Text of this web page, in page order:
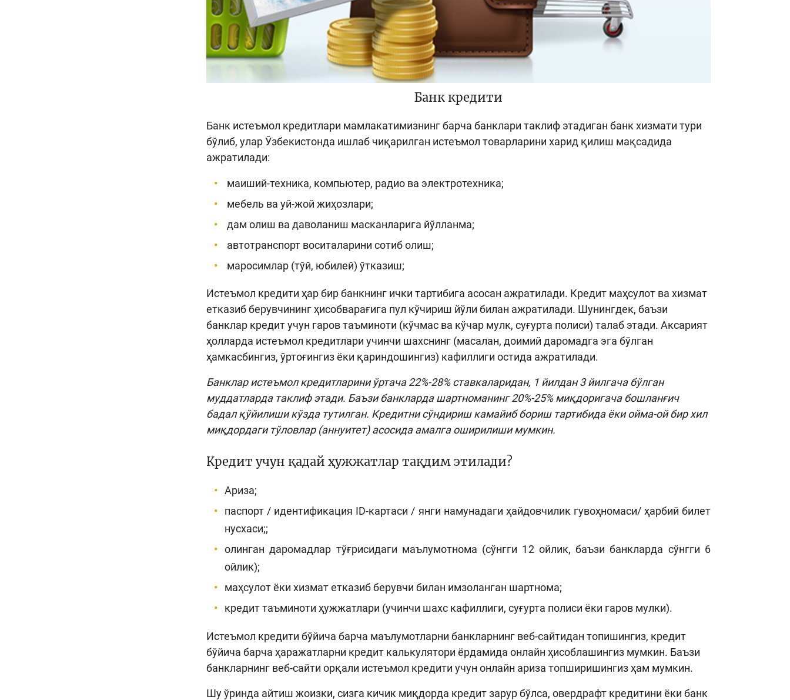
Банк кредити
Банк истеъмол кредитлари мамлакатимизнинг барча банклари таклиф этадиган банк хизмати тури
бўлиб, улар Ўзбекистонда ишлаб чиқарилган истеъмол товарларини харид қилиш мақсадида
ажратилади:
маиший-техника, компьютер, радио ва электротехника;
мебель ва уй-жой жиҳозлари;
дам олиш ва даволаниш масканларига йўлланма;
автотранспорт воситаларини сотиб олиш;
маросимлар (тўй, юбилей) ўтказиш;
Истеъмол кредити ҳар бир банкнинг ички тартибига асосан ажратилади. Кредит маҳсулот ва хизмат
етказиб берувчининг ҳисобварағига пул кўчириш йўли билан ажратилади. Шунингдек, баъзи
банклар кредит учун гаров таъминоти (кўчмас ва кўчар мулк, суғурта полиси) талаб этади. Аксарият
ҳолларда истеъмол кредитлари учинчи шахснинг (масалан, доимий даромадга эга бўлган
ҳамкасбингиз, ўртоғингиз ёки қариндошингиз) кафиллиги остида ажратилади.
Банклар истеъмол кредитларини ўртача 22%-28% ставкаларидан, 1 йилдан 3 йилгача бўлган
муддатларда таклиф этади. Баъзи банкларда шартноманинг 20%-25% миқдоригача бошланғич
бадал қўйилиши кўзда тутилган. Кредитни сўндириш камайиб бориш тартибида ёки ойма-ой бир хил
миқдордаги тўловлар (аннуитет) асосида амалга оширилиши мумкин.
Кредит учун қадай ҳужжатлар тақдим этилади?
Ариза;
паспорт / идентификация ID-картаси / янги намунадаги ҳайдовчилик гувоҳномаси/ ҳарбий билет
нусхаси;;
олинган даромадлар тўғрисидаги маълумотнома (сўнгги 12 ойлик, баъзи банкларда сўнгги 6
ойлик);
маҳсулот ёки хизмат етказиб берувчи билан имзоланган шартнома;
кредит таъминоти ҳужжатлари (учинчи шахс кафиллиги, суғурта полиси ёки гаров мулки).
Истеъмол кредити бўйича барча маълумотларни банкларнинг веб-сайтидан топишингиз, кредит
бўйича барча ҳаражатларни кредит калькулятори ёрдамида онлайн ҳисоблашингиз мумкин. Баъзи
банкларнинг веб-сайти орқали истеъмол кредити учун онлайн ариза топширишингиз ҳам мумкин.
Шу ўринда айтиш жоизки, сизга кичик миқдорда кредит зарур бўлса, овердрафт кредитини ёки банк